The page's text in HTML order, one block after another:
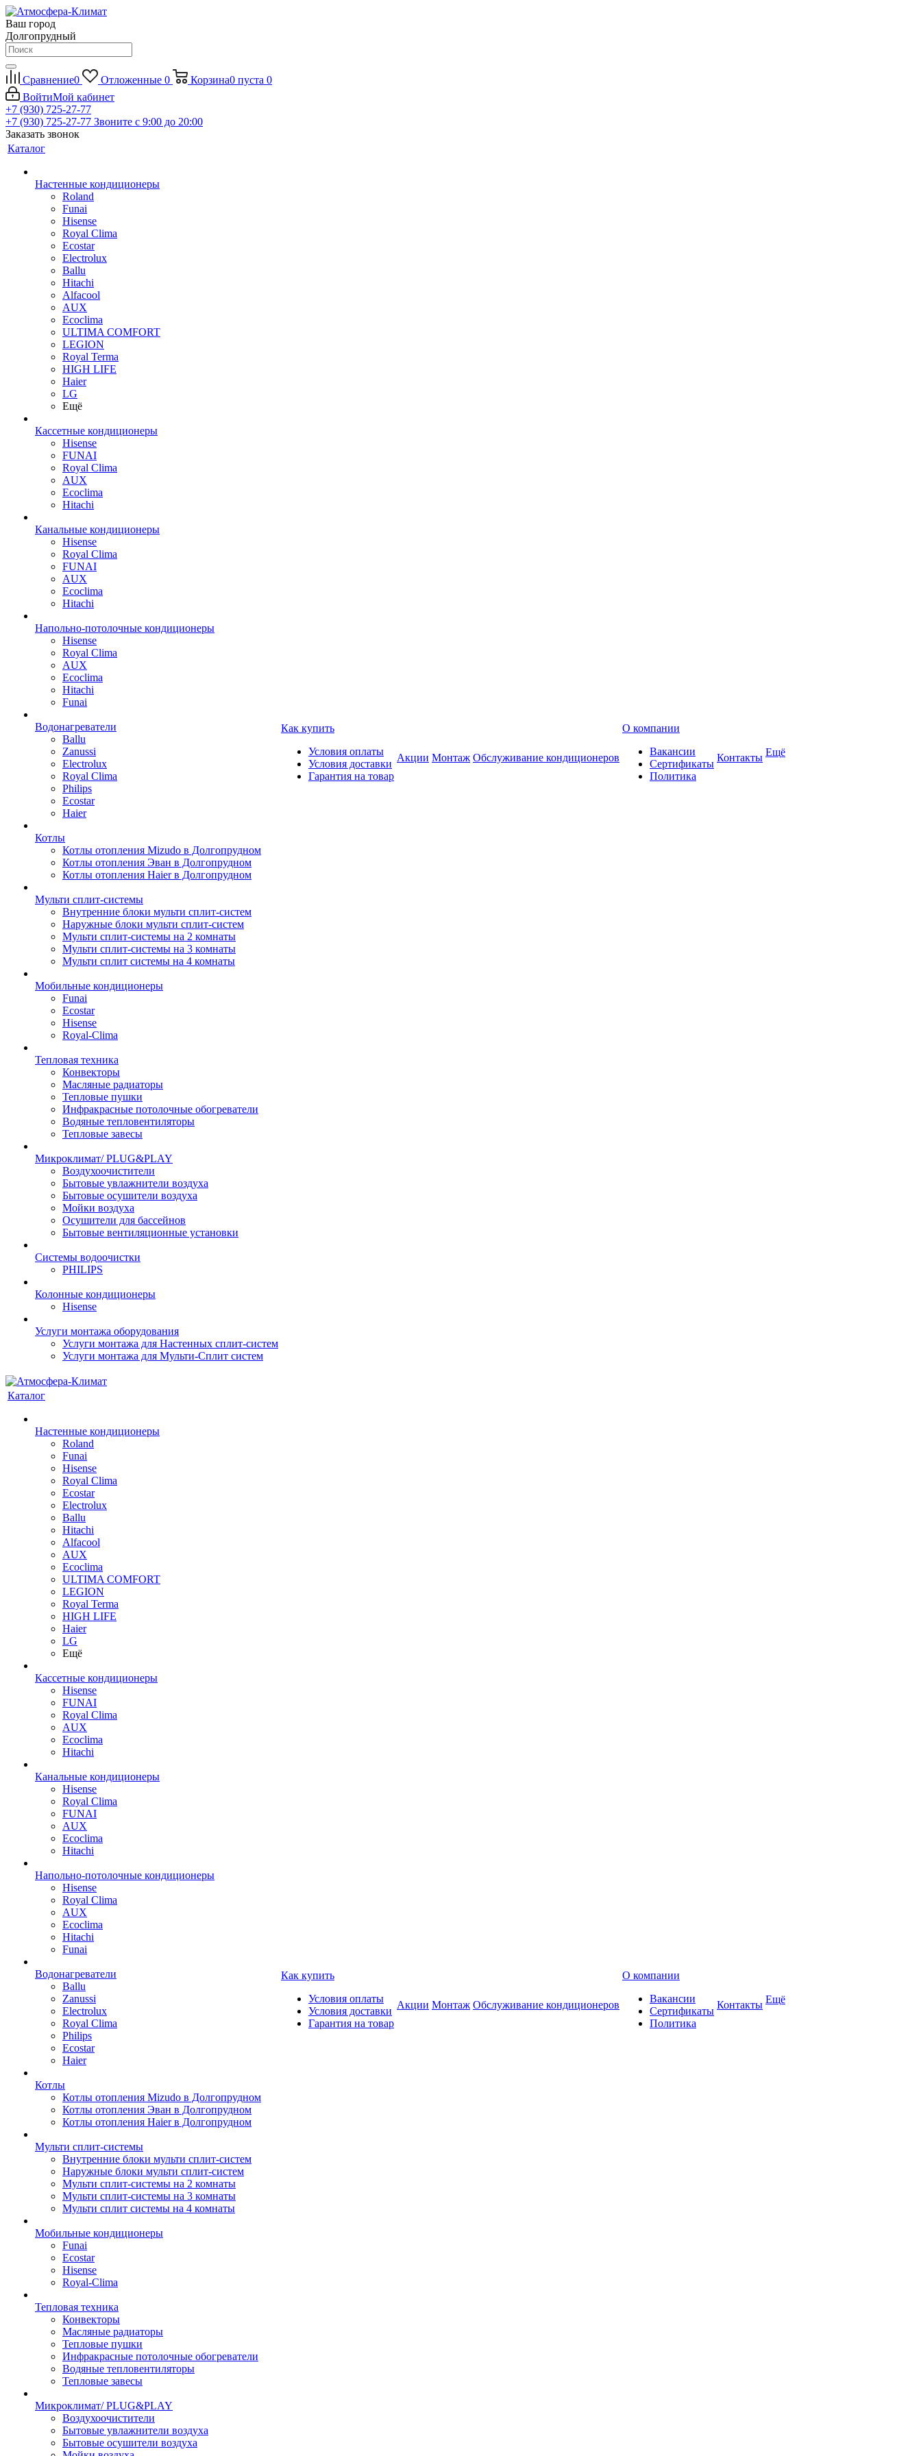
Ваш город
Долгопрудный
Сравнение0 Отложенные 0 Корзина0 пуста 0
ВойтиМой кабинет
+7 (930) 725-27-77
+7 (930) 725-27-77 Звоните с 9:00 до 20:00
Заказать звонок
Каталог
Настенные кондиционеры
Roland
Funai
Hisense
Royal Clima
Ecostar
Electrolux
Ballu
Hitachi
Alfacool
AUX
Ecoclima
ULTIMA COMFORT
LEGION
Royal Terma
HIGH LIFE
Haier
LG
Ещё
Кассетные кондиционеры
Hisense
FUNAI
Royal Clima
AUX
Ecoclima
Hitachi
Канальные кондиционеры
Hisense
Royal Clima
FUNAI
AUX
Ecoclima
Hitachi
Напольно-потолочные кондиционеры
Hisense
Royal Clima
AUX
Ecoclima
Hitachi
Funai
Водонагреватели
Ballu
Zanussi
Electrolux
Royal Clima
Philips
Ecostar
Haier
Котлы
Котлы отопления Mizudo в Долгопрудном
Котлы отопления Эван в Долгопрудном
Котлы отопления Haier в Долгопрудном
Мульти сплит-системы
Внутренние блоки мульти сплит-систем
Наружные блоки мульти сплит-систем
Мульти сплит-системы на 2 комнаты
Мульти сплит-системы на 3 комнаты
Мульти сплит системы на 4 комнаты
Мобильные кондиционеры
Funai
Ecostar
Hisense
Royal-Clima
Тепловая техника
Конвекторы
Масляные радиаторы
Тепловые пушки
Инфракрасные потолочные обогреватели
Водяные тепловентиляторы
Тепловые завесы
Микроклимат/ PLUG&PLAY
Воздухоочистители
Бытовые увлажнители воздуха
Бытовые осушители воздуха
Мойки воздуха
Осушители для бассейнов
Бытовые вентиляционные установки
Системы водоочистки
PHILIPS
Колонные кондиционеры
Hisense
Услуги монтажа оборудования
Услуги монтажа для Настенных сплит-систем
Услуги монтажа для Мульти-Сплит систем
Как купить
Условия оплаты
Условия доставки
Гарантия на товар
Акции Монтаж Обслуживание кондиционеров
О компании
Вакансии
Сертификаты
Политика
Контакты Ещё
Каталог
Настенные кондиционеры
Roland
Funai
Hisense
Royal Clima
Ecostar
Electrolux
Ballu
Hitachi
Alfacool
AUX
Ecoclima
ULTIMA COMFORT
LEGION
Royal Terma
HIGH LIFE
Haier
LG
Ещё
Кассетные кондиционеры
Hisense
FUNAI
Royal Clima
AUX
Ecoclima
Hitachi
Канальные кондиционеры
Hisense
Royal Clima
FUNAI
AUX
Ecoclima
Hitachi
Напольно-потолочные кондиционеры
Hisense
Royal Clima
AUX
Ecoclima
Hitachi
Funai
Водонагреватели
Ballu
Zanussi
Electrolux
Royal Clima
Philips
Ecostar
Haier
Котлы
Котлы отопления Mizudo в Долгопрудном
Котлы отопления Эван в Долгопрудном
Котлы отопления Haier в Долгопрудном
Мульти сплит-системы
Внутренние блоки мульти сплит-систем
Наружные блоки мульти сплит-систем
Мульти сплит-системы на 2 комнаты
Мульти сплит-системы на 3 комнаты
Мульти сплит системы на 4 комнаты
Мобильные кондиционеры
Funai
Ecostar
Hisense
Royal-Clima
Тепловая техника
Конвекторы
Масляные радиаторы
Тепловые пушки
Инфракрасные потолочные обогреватели
Водяные тепловентиляторы
Тепловые завесы
Микроклимат/ PLUG&PLAY
Воздухоочистители
Бытовые увлажнители воздуха
Бытовые осушители воздуха
Как купить
Условия оплаты
Условия доставки
Гарантия на товар
Акции Монтаж Обслуживание кондиционеров
О компании
Вакансии
Сертификаты
Политика
Контакты Ещё